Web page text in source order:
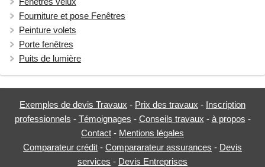
Fourniture et pose Fenêtres
Peinture volets
Porte fenêtres
Puits de lumière
Exemples de devis Travaux - Prix des travaux - Inscription
professionnels - Témoignages - Conseils travaux - à propos -
Contact - Mentions légales
Comparateur crédit - Compararateur assurances - Devis
services - Devis Entreprises